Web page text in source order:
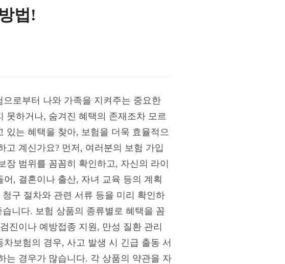
법!
로부터 나와 가족을 지켜주는 중요한
못하거나, 숨겨진 혜택의 존재조차 모르
있는 혜택을 찾아, 보험을 더욱 효율적으
고 계신가요? 먼저, 여러분의 보험 가입
장 범위를 꼼꼼히 확인하고, 자신의 라이
, 결혼이나 출산, 자녀 교육 등의 계획
구 절차와 관련 서류 등을 미리 확인하
니다. 보험 상품의 종류별로 혜택을 꼼
진이나 예방접종 지원, 만성 질환 관리
보험의 경우, 사고 발생 시 긴급 출동 서
는 경우가 많습니다. 각 상품의 약관을 자